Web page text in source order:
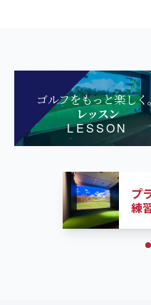
ゴルフをもっと楽しく。
レッスン
LESSON
プ
練